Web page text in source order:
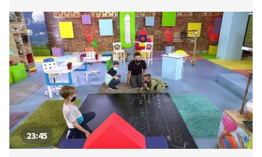
23:45